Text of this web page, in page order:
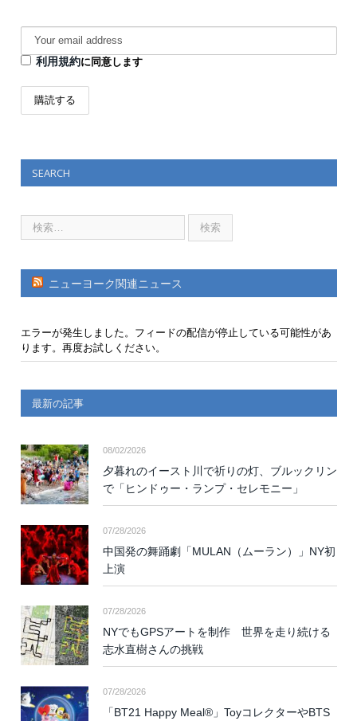
利用規約に同意します
SEARCH
ニューヨーク関連ニュース
エラーが発生しました。フィードの配信が停止している可能性があ
ります。再度お試しください。
最新の記事
08/02/2026
夕暮れのイースト川で祈りの灯、ブルックリン
で「ヒンドゥー・ランプ・セレモニー」
07/28/2026
中国発の舞踊劇「MULAN（ムーラン）」NY初
上演
07/28/2026
NYでもGPSアートを制作 世界を走り続ける
志水直樹さんの挑戦
07/28/2026
「BT21 Happy Meal®」ToyコレクターやBTS